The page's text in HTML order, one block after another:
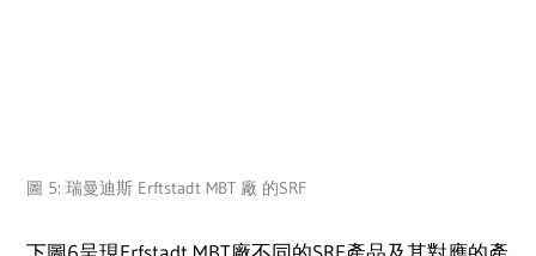
圖 5: 瑞曼迪斯 Erftstadt MBT 廠 的SRF